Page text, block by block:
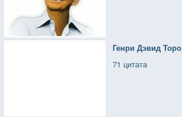
Генри Дэвид Торо
71 цитата